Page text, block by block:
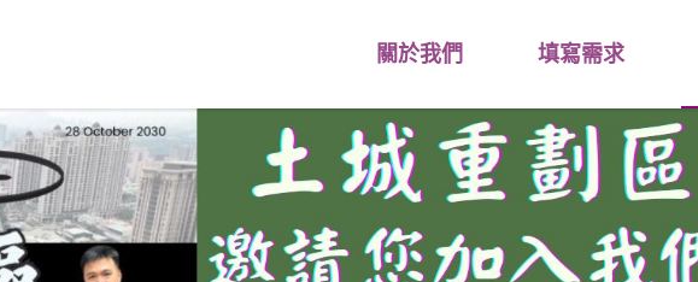
關於我們 填寫需求